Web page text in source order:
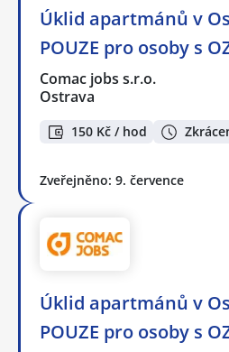
Úklid apartmánů v
POUZE pro osoby s
Comac jobs s.r.o.
Ostrava
150 Kč / hod
Zveřejněno: 9. července
Úklid apartmánů v
POUZE pro osoby s